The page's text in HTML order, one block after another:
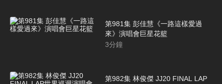
第981集 彭佳慧《一路這樣愛過
來》演唱會巨星花籃
3分鐘
第982集 林俊傑 JJ20 FINAL LAP